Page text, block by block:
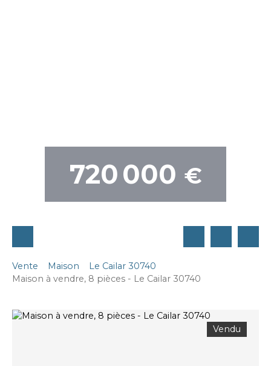
720 000 €
Vente Maison
Le Cailar 30740
Maison à vendre, 8 pièces - Le Cailar 30740
Vendu